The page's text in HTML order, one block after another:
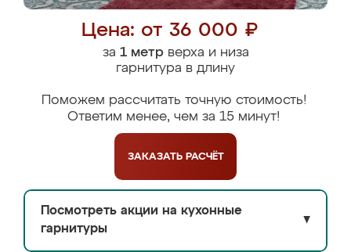
Цена: от 36 000 ₽
за 1 метрверха и низа
гарнитура в длину
Поможем рассчитать точную стоимость!
Ответим менее, чем за 15 минут!
ЗАКАЗАТЬ РАСЧЁТ
Посмотреть акции на кухонные
гарнитуры
▼